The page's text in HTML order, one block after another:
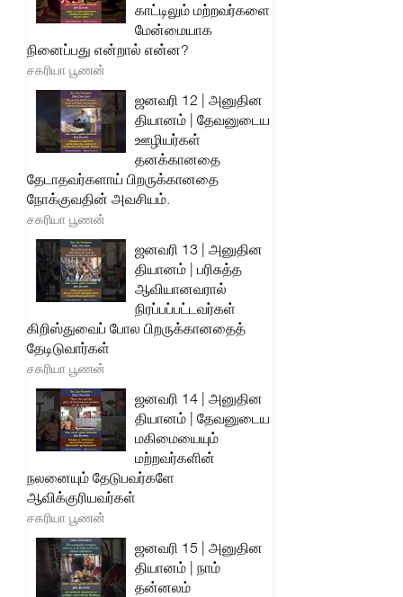
காட்டிலும் மற்றவர்களை
மேன்மையாக
நினைப்பது என்றால் என்ன?
சகரியா பூணன்
ஜனவரி 12 | அனுதின
தியானம் | தேவனுடைய
ஊழியர்கள்
தனக்கானதை
தேடாதவர்களாய் பிறருக்கானதை
நோக்குவதின் அவசியம்.
சகரியா பூணன்
ஜனவரி 13 | அனுதின
தியானம் | பரிசுத்த
ஆவியானவரால்
நிரப்பப்பட்டவர்கள்
கிறிஸ்துவைப் போல பிறருக்கானதைத்
தேடிடுவார்கள்
சகரியா பூணன்
ஜனவரி 14 | அனுதின
தியானம் | தேவனுடைய
மகிமையையும்
மற்றவர்களின்
நலனையும் தேடுபவர்களே
ஆவிக்குரியவர்கள்
சகரியா பூணன்
ஜனவரி 15 | அனுதின
தியானம் | நாம்
தன்னலம்